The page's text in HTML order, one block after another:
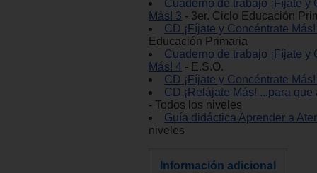
Cuaderno de trabajo ¡Fíjate y
Más! 3 - 3er. Ciclo Educación
CD ¡Fíjate y Concéntrate
Educación Primaria
Cuaderno de trabajo ¡Fíjate y
Más! 4 - E.S.O.
CD ¡Fíjate y Concéntrate
CD ¡Relájate Más! ...para
- Todos los niveles
Guía didáctica Aprender a
niveles
Información adicional